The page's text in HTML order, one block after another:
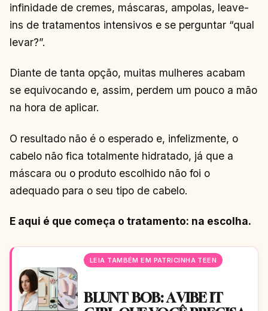
infinidade de cremes, máscaras, ampolas, leave-
ins de tratamentos intensivos e se perguntar “qual
levar?”.
Diante de tanta opção, muitas mulheres acabam
se equivocando e, assim, perdem um pouco a mão
na hora de aplicar.
O resultado não é o esperado e, infelizmente, o
cabelo não fica totalmente hidratado, já que a
máscara ou o produto escolhido não foi o
adequado para o seu tipo de cabelo.
E aqui é que começa o tratamento: na escolha.
LEIA TAMBÉM EM PATRICINHA TEEN
BLUNT BOB: A VIBE IT